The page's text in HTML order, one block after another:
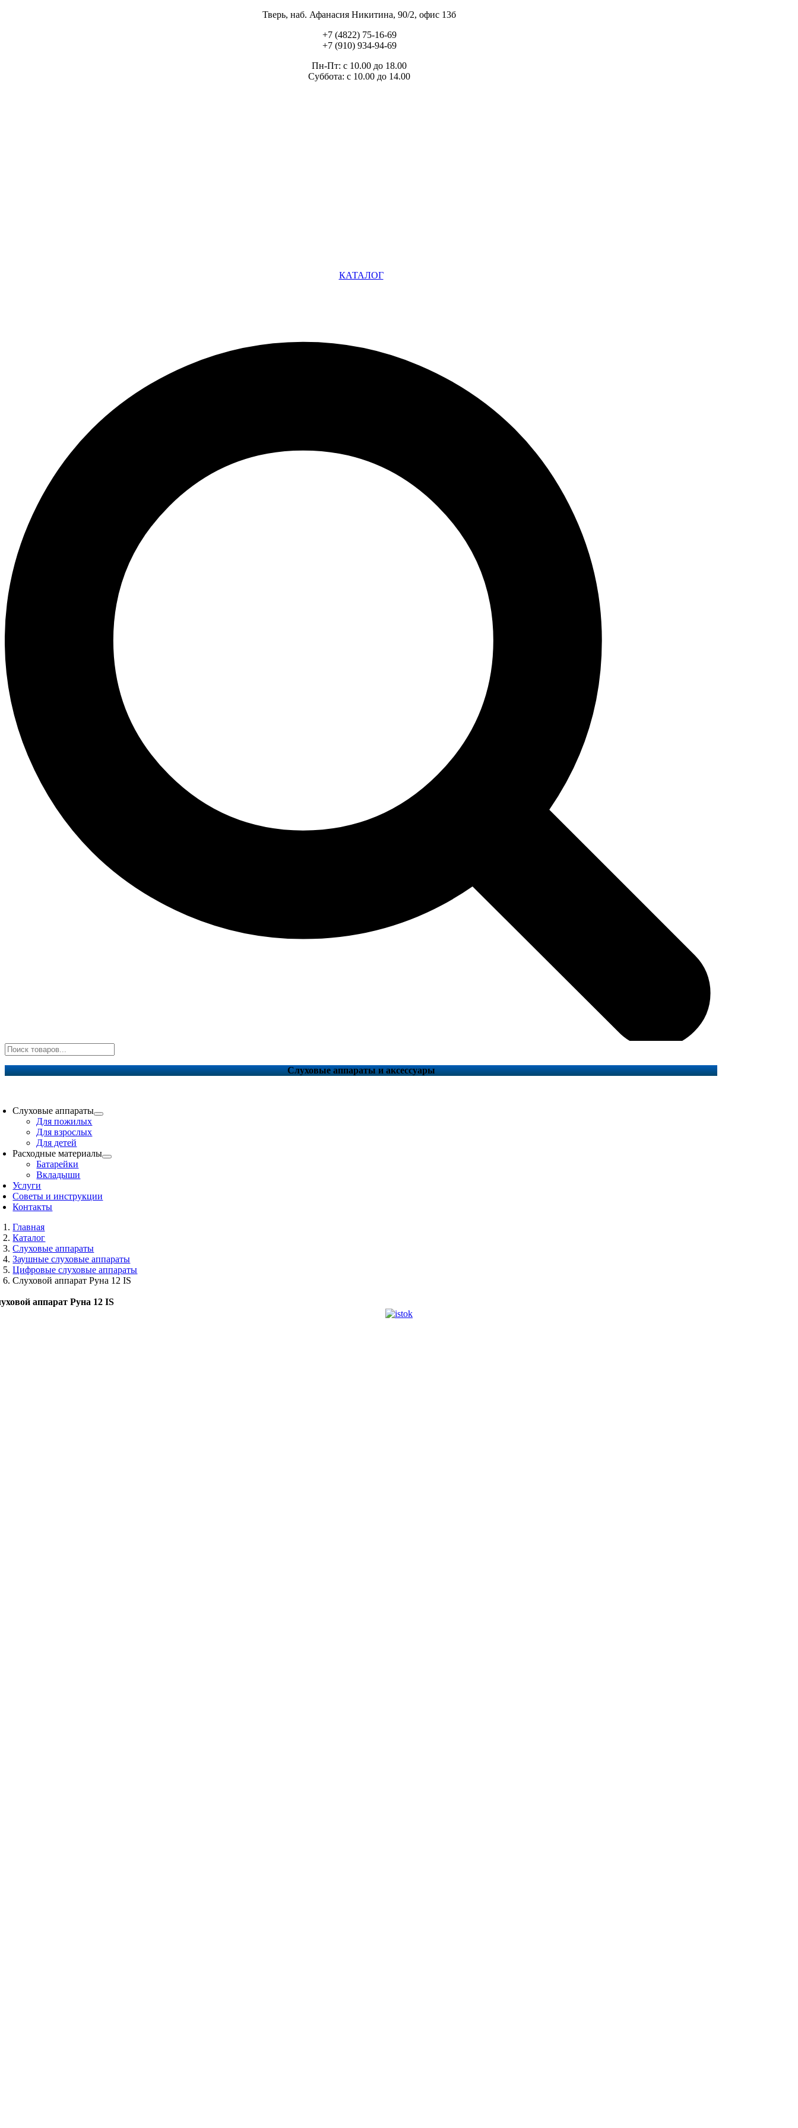
Тверь, наб. Афанасия Никитина, 90/2, офис 13б
+7 (4822) 75-16-69
+7 (910) 934-94-69
Пн-Пт: с 10.00 до 18.00
Суббота: с 10.00 до 14.00
КАТАЛОГ
Поиск
товаров
Слуховые аппараты и аксессуары
Слуховые аппараты
Для пожилых
Для взрослых
Для детей
Расходные материалы
Батарейки
Вкладыши
Услуги
Советы и инструкции
Контакты
Главная
Каталог
Слуховые аппараты
Заушные слуховые аппараты
Цифровые слуховые аппараты
Слуховой аппарат Руна 12 IS
аппарат Руна 12 IS